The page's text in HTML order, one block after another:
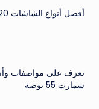
أفضل أنواع الشاشات 2020 وأسعارهم
تعرف على مواصفات
سمارت 55 بوصة